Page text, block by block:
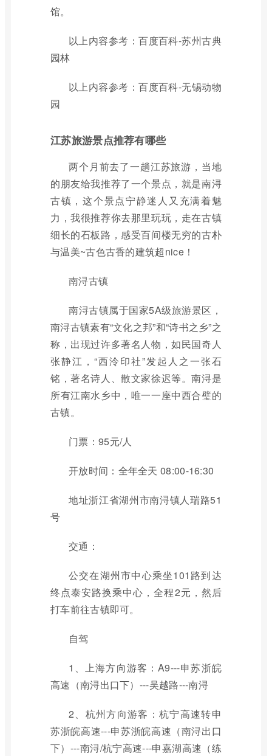
馆。
以上内容参考：百度百科-苏州古典
园林
以上内容参考：百度百科-无锡动物
园
江苏旅游景点推荐有哪些
两个月前去了一趟江苏旅游，当地
的朋友给我推荐了一个景点，就是南浔
古镇，这个景点宁静迷人又充满着魅
力，我很推荐你去那里玩玩，走在古镇
细长的石板路，感受百间楼无穷的古朴
与温美~古色古香的建筑超nice！
南浔古镇
南浔古镇属于国家5A级旅游景区，
南浔古镇素有“文化之邦”和“诗书之乡”之
称，出现过许多著名人物，如民国奇人
张静江，“西泠印社”发起人之一张石
铭，著名诗人、散文家徐迟等。南浔是
所有江南水乡中，唯一一座中西合璧的
古镇。
门票：95元/人
开放时间：全年全天 08:00-16:30
地址浙江省湖州市南浔镇人瑞路51
号
交通：
公交在湖州市中心乘坐101路到达
终点泰安路换乘中心，全程2元，然后
打车前往古镇即可。
自驾
1、上海方向游客：A9---申苏浙皖
高速（南浔出口下）---吴越路---南浔
2、杭州方向游客：杭宁高速转申
苏浙皖高速---申苏浙皖高速（南浔出口
下）---南浔/杭宁高速---申嘉湖高速（练